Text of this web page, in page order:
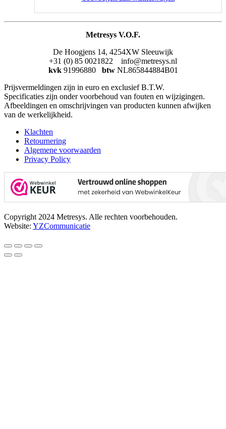
Metresys V.O.F.
De Hoogjens 14, 4254XW Sleeuwijk
+31 (0) 85 0021822 info@metresys.nl
kvk 91996880 btw NL865844884B01
Prijsvermeldingen zijn in euro en exclusief B.T.W.
Specificaties zijn onder voorbehoud van fouten en wijzigingen.
Afbeeldingen en omschrijvingen van producten kunnen afwijken
van de werkelijkheid.
Klachten
Retournering
Algemene voorwaarden
Privacy Policy
Copyright 2024 Metresys. Alle rechten voorbehouden.
Website: YZCommunicatie